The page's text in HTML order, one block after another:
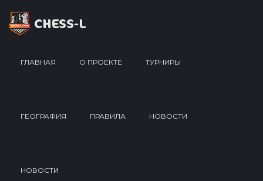
ГЛАВНАЯ О ПРОЕКТЕ ТУРНИРЫ
ГЕОГРАФИЯ ПРАВИЛА НОВОСТИ
НОВОСТИ